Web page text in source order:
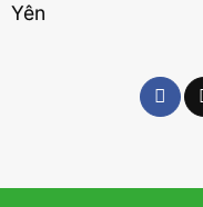
Yên